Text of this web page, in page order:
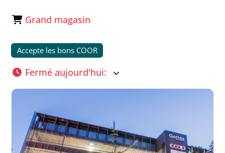
Grand magasin
Accepte les bons COOR
Fermé aujourd'hui: